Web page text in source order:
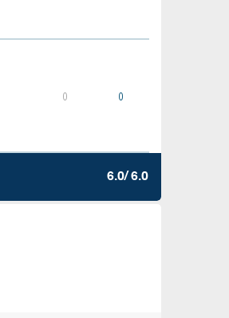
0 0
6.0/ 6.0